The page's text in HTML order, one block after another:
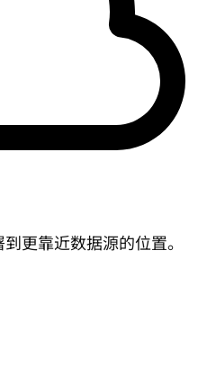
更靠近数据源的位置。